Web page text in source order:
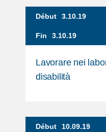
Début 3.10.19
Fin 3.10.19
Lavorare nei
disabilità
Début 10.09.19